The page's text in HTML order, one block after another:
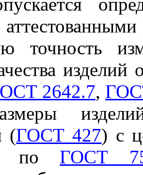
точность
2642.7,
(ГОСТ 427) с
по ГОСТ